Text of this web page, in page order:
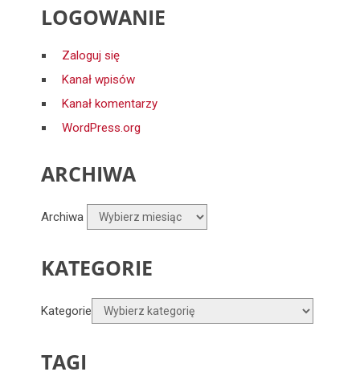
LOGOWANIE
Zaloguj się
Kanał wpisów
Kanał komentarzy
WordPress.org
ARCHIWA
Archiwa
KATEGORIE
Kategorie
TAGI